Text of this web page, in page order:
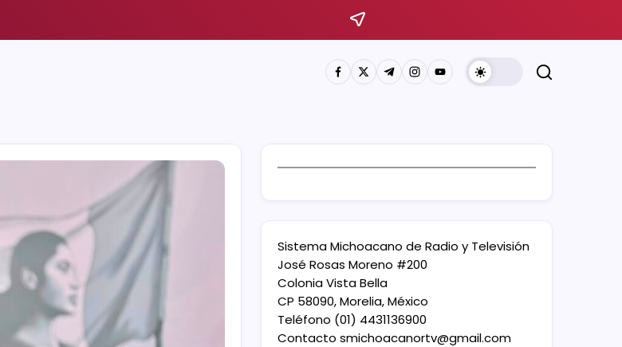
Sistema Michoacano de Radio y Televisión
José Rosas Moreno #200
Colonia Vista Bella
CP 58090, Morelia, México
Teléfono (01) 4431136900
Contacto smichoacanortv@gmail.com